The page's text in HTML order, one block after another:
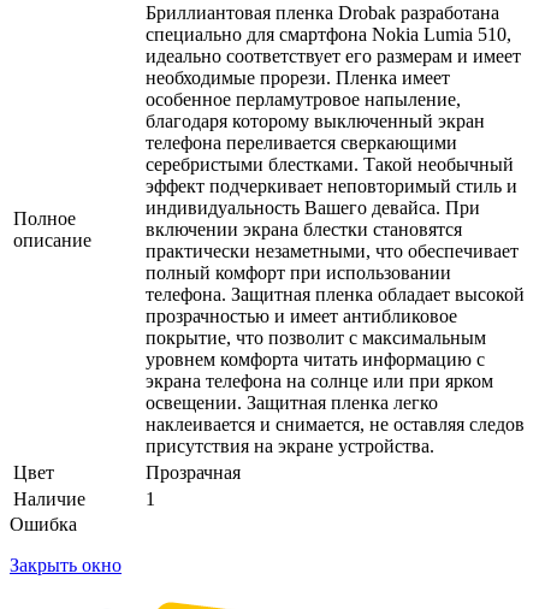
Полное
описание
Бриллиантовая пленка Drobak разработана
специально для смартфона Nokia Lumia 510,
идеально соответствует его размерам и имеет
необходимые прорези. Пленка имеет
особенное перламутровое напыление,
благодаря которому выключенный экран
телефона переливается сверкающими
серебристыми блестками. Такой необычный
эффект подчеркивает неповторимый стиль и
индивидуальность Вашего девайса. При
включении экрана блестки становятся
практически незаметными, что обеспечивает
полный комфорт при использовании
телефона. Защитная пленка обладает высокой
прозрачностью и имеет антибликовое
покрытие, что позволит с максимальным
уровнем комфорта читать информацию с
экрана телефона на солнце или при ярком
освещении. Защитная пленка легко
наклеивается и снимается, не оставляя следов
присутствия на экране устройства.
Цвет
Прозрачная
Наличие
1
Ошибка
Закрыть окно